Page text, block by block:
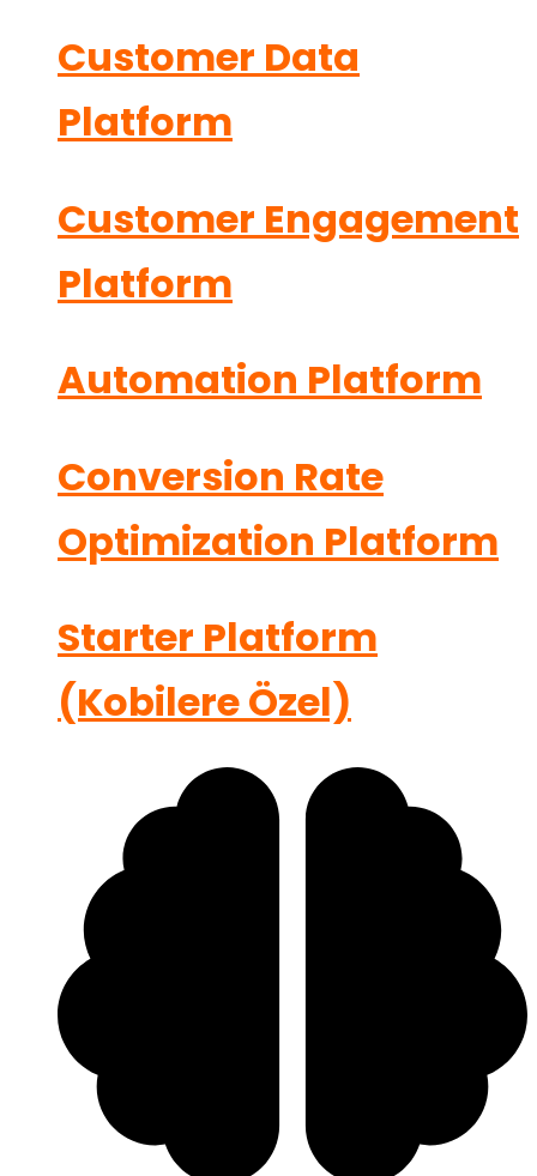
Customer Data
Platform
Customer Engagement
Platform
Automation Platform
Conversion Rate
Optimization Platform
Starter Platform
(Kobilere Özel)